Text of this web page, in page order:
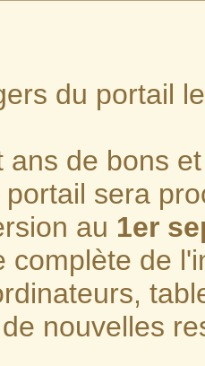
du portail
ans de bons
sera
au 1er
complète de
nouvelles